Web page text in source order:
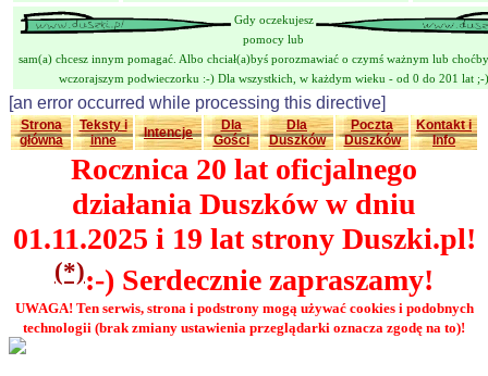
Gdy oczekujesz
pomocy lub
sam(a) chcesz innym pomagać. Albo chciał(a)byś porozmawiać o czymś ważnym lub
wczorajszym podwieczorku :-) Dla wszystkich, w każdym wieku - od 0 do 201 lat ;-)
[an error occurred while processing this directive]
Strona
główna
Teksty i
inne
Intencje
Dla
Gości
Dla
Duszków
Poczta
Duszków
Kontakt i
Info
Rocznica 20 lat oficjalnego
działania Duszków w dniu
01.11.2025 i 19 lat strony Duszki.pl!
(*):-) Serdecznie zapraszamy!
UWAGA! Ten serwis, strona i podstrony mogą używać cookies i podobnych
technologii (brak zmiany ustawienia przeglądarki oznacza zgodę na to)!